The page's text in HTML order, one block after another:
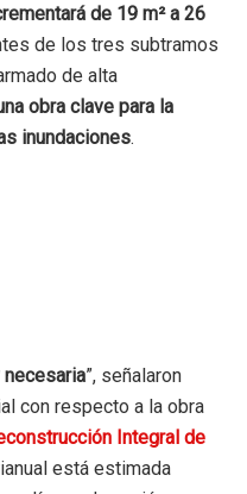
de 19 m² a 26
de los tres subtramos
de alta
obra clave para la
inundaciones.
necesaria”, señalaron
con respecto a la obra
Integral de
está estimada